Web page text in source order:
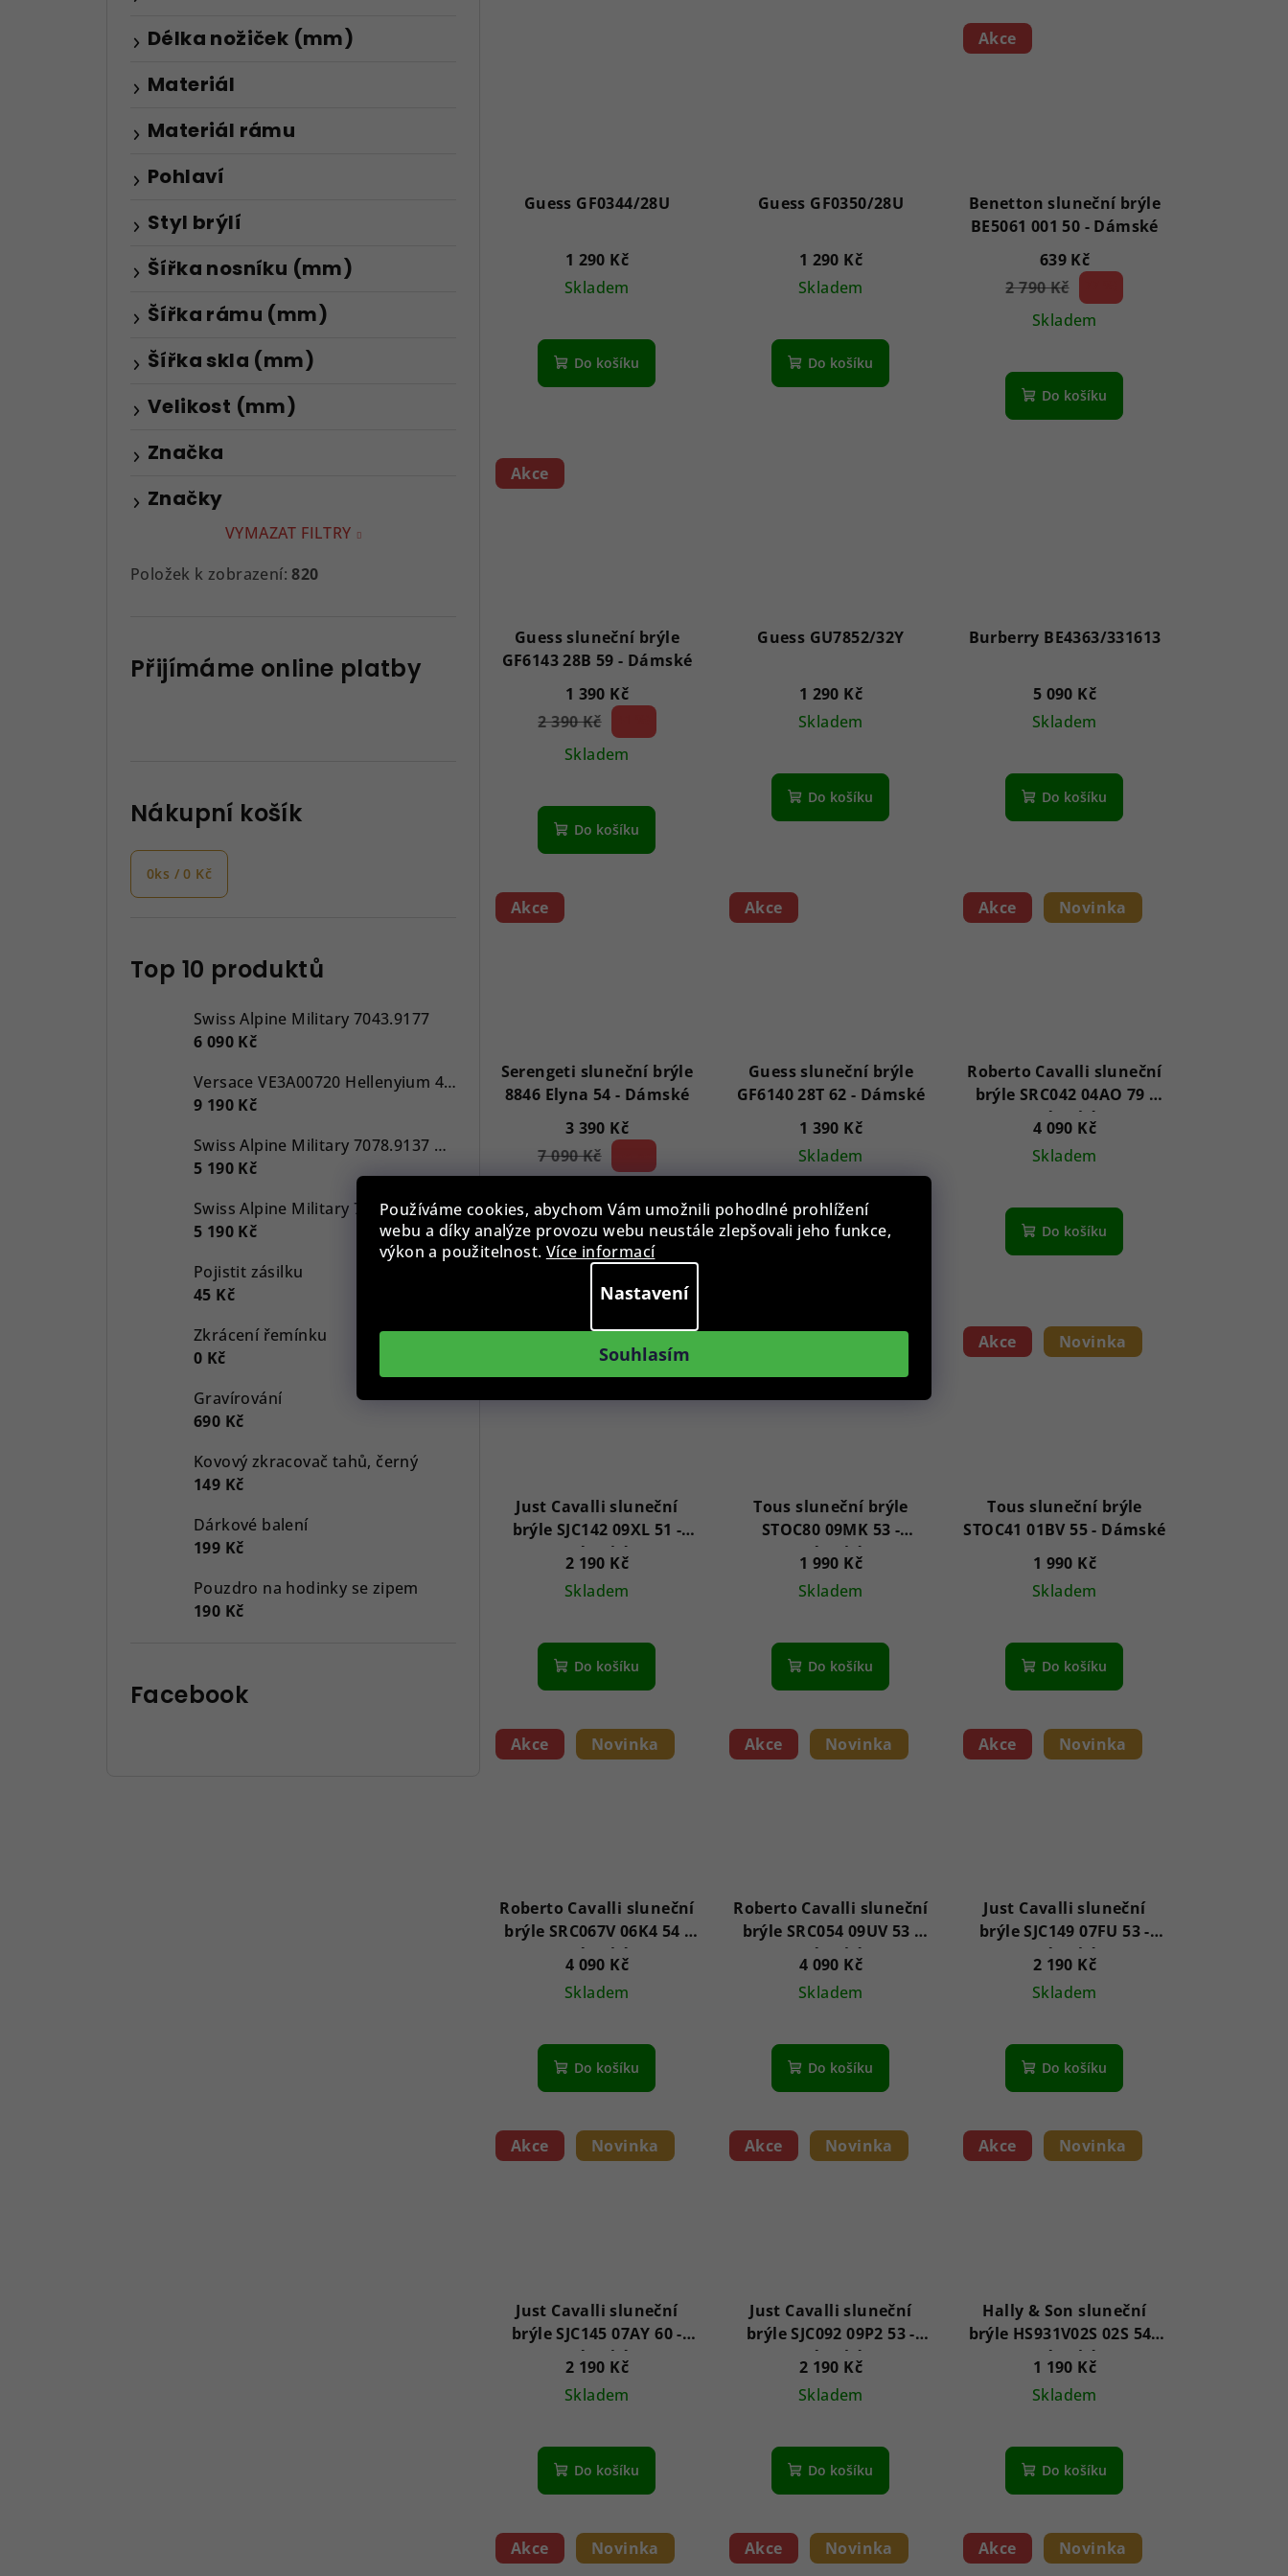
Používáme cookies, abychom Vám umožnili pohodlné prohlížení
webu a díky analýze provozu webu neustále zlepšovali jeho funkce,
výkon a použitelnost. Více informací
Nastavení
Souhlasím
Značky
Délka nožiček (mm)
Materiál
Materiál rámu
Pohlaví
Styl brýlí
Šířka nosníku (mm)
Šířka rámu (mm)
Šířka skla (mm)
Velikost (mm)
Značka
VYMAZAT FILTRY
Položek k zobrazení:820
Přijímáme online platby
Nákupní košík
0ks /0 Kč
Top 10 produktů
Swiss Alpine Military 7043.9177
6 090 Kč
Versace VE3A00720 Hellenyium 42mm
9 190 Kč
Swiss Alpine Military 7078.9137 Chronograph 45mm
5 190 Kč
Swiss Alpine Military 7043.9237 Star Fighter Saphirglas Chrono 46 mm
5 190 Kč
Pojistit zásilku
45 Kč
Zkrácení řemínku
0 Kč
Gravírování
690 Kč
Kovový zkracovač tahů, černý
149 Kč
Dárkové balení
199 Kč
Pouzdro na hodinky se zipem
190 Kč
Facebook
Guess GF0344/28U
1 290 Kč
Skladem
Do košíku
Guess GF0350/28U
1 290 Kč
Skladem
Do košíku
Akce
Benetton sluneční brýle
BE5061 001 50 - Dámské
639 Kč
2 790 Kč
Skladem
Do košíku
Akce
Guess sluneční brýle
GF6143 28B 59 - Dámské
1 390 Kč
2 390 Kč
Skladem
Do košíku
Guess GU7852/32Y
1 290 Kč
Skladem
Do košíku
Burberry BE4363/331613
5 090 Kč
Skladem
Do košíku
Akce
Serengeti sluneční brýle
8846 Elyna 54 - Dámské
3 390 Kč
7 090 Kč
Do košíku
Akce
Guess sluneční brýle
GF6140 28T 62 - Dámské
1 390 Kč
Skladem
Do košíku
Akce Novinka
Roberto Cavalli sluneční
brýle SRC042 04AO 79 -
Dámské
4 090 Kč
Skladem
Do košíku
Novinka
Just Cavalli sluneční
brýle SJC142 09XL 51 -
Dámské
2 190 Kč
Skladem
Do košíku
Tous sluneční brýle
STOC80 09MK 53 -
Dámské
1 990 Kč
Skladem
Do košíku
Akce Novinka
Tous sluneční brýle
STOC41 01BV 55 - Dámské
1 990 Kč
Skladem
Do košíku
Akce Novinka
Roberto Cavalli sluneční
brýle SRC067V 06K4 54 -
Dámské
4 090 Kč
Skladem
Do košíku
Akce Novinka
Roberto Cavalli sluneční
brýle SRC054 09UV 53 -
Dámské
4 090 Kč
Skladem
Do košíku
Akce Novinka
Just Cavalli sluneční
brýle SJC149 07FU 53 -
Dámské
2 190 Kč
Skladem
Do košíku
Akce Novinka
Just Cavalli sluneční
brýle SJC145 07AY 60 -
Dámské
2 190 Kč
Skladem
Do košíku
Akce Novinka
Just Cavalli sluneční
brýle SJC092 09P2 53 -
Dámské
2 190 Kč
Skladem
Do košíku
Akce Novinka
Hally & Son sluneční
brýle HS931V02S 02S 54 -
Dámské
1 190 Kč
Skladem
Do košíku
Akce Novinka Akce Novinka Akce Novinka